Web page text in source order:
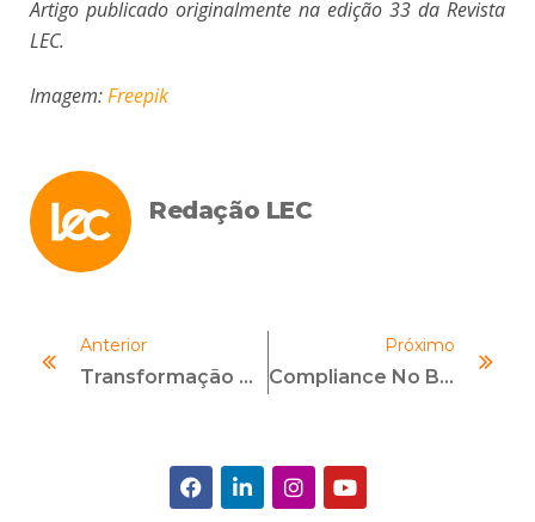
Artigo publicado originalmente na edição 33 da Revista
LEC.
Imagem:Freepik
Redação LEC
Anterior
Transformação Digital Em Compliance — O Que Muda Para As Empresas?
Próximo
Compliance No Brasil — Tudo O Que Você Precisa Saber Para Se Destacar Na Área